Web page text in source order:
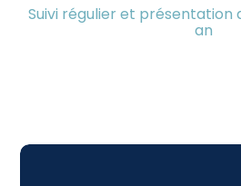
Suivi régulier et présentation
an